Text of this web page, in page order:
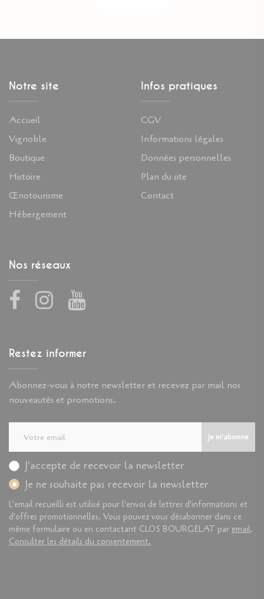
Notre site
Accueil
Vignoble
Boutique
Histoire
Œnotourisme
Hébergement
Infos pratiques
CGV
Informations légales
Données personnelles
Plan du site
Contact
Nos réseaux
FacebookInstagramYoutube
Restez informer
Abonnez-vous à notre newsletter et recevez par mail nos
nouveautés et promotions.
Je m'abonne
J'accepte de recevoir la newsletter
Je ne souhaite pas recevoir la newsletter
L'email recueilli est utilisé pour l'envoi de lettres d'informations et
d'offres promotionnelles. Vous pouvez vous désabonner dans ce
même formulaire ou en contactant CLOS BOURGELAT par email.
Consulter les détails du consentement.